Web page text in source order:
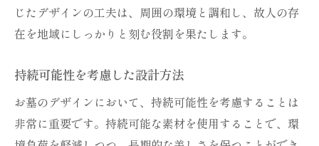
じたデザインの工夫は、周囲の環境と調和し、故人の存
在を地域にしっかりと刻む役割を果たします。
持続可能性を考慮した設計方法
お墓のデザインにおいて、持続可能性を考慮することは
非常に重要です。持続可能な素材を使用することで、環